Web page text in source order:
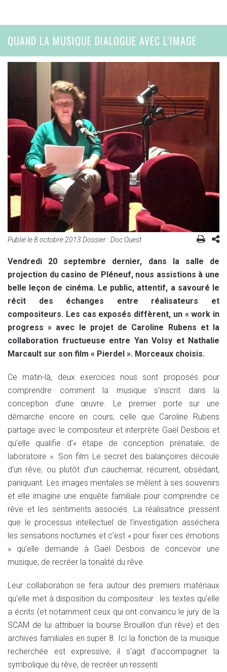
QUAND LA MUSIQUE DIALOGUE AVEC L’IMAGE
Publié le8 octobre 2013 Dossier :Doc Ouest
Vendredi 20 septembre dernier, dans la salle de
projection du casino de Pléneuf, nous assistions à une
belle leçon de cinéma. Le public, attentif, a savouré le
récit des échanges entre réalisateurs et
compositeurs. Les cas exposés diffèrent, un « work in
progress » avec le projet de Caroline Rubens et la
collaboration fructueuse entre Yan Volsy et Nathalie
Marcault sur son film « Pierdel ». Morceaux choisis.
Ce matin-là, deux exercices nous sont proposés pour
comprendre comment la musique s’inscrit dans la
conception d’une œuvre. Le premier porte sur une
démarche encore en cours, celle que Caroline Rubens
partage avec le compositeur et interprète Gaël Desbois et
qu’elle qualifie d’« étape de conception prénatale, de
laboratoire ». Son film Le secret des balançoires découle
d’un rêve, ou plutôt d’un cauchemar, récurrent, obsédant,
paniquant. Les images mentales se mêlent à ses souvenirs
et elle imagine une enquête familiale pour comprendre ce
rêve et les sentiments associés. La réalisatrice pressent
que le processus intellectuel de l’investigation asséchera
les sensations nocturnes et c’est « pour fixer ces émotions
» qu’elle demande à Gaël Desbois de concevoir une
musique, de recréer la tonalité du rêve.
Leur collaboration se fera autour des premiers matériaux
qu’elle met à disposition du compositeur : les textes qu’elle
a écrits (et notamment ceux qui ont convaincu le jury de la
SCAM de lui attribuer la bourse Brouillon d’un rêve) et des
archives familiales en super 8. Ici la fonction de la musique
recherchée est expressive, il s’agit d’accompagner la
symbolique du rêve, de recréer un ressenti.